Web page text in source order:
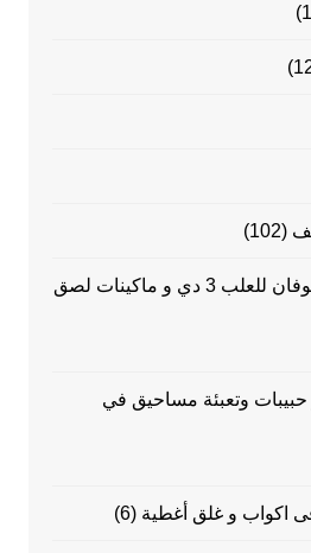
(102)
ماكينات التغليف بالسلوفان للعلب 3 دي و ماكينات لصق
حبيبات وتعبئة مساحيق في
اكواب و غلق أغطية (6)